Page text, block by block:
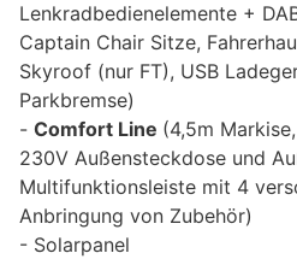
Lenkradbedienelemente +
Captain Chair Sitze,
Skyroof (nur FT), USB
Parkbremse)
Comfort Line (4,5m
230V Außensteckdose und
Multifunktionsleiste mit 4
Anbringung von Zubehör)
Solarpanel